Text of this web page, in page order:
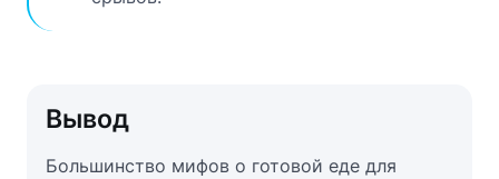
Вывод
Большинство мифов о готовой еде для